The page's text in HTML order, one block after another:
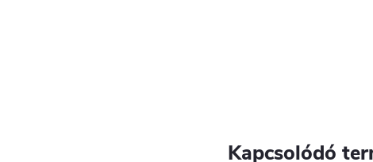
Kapcsolódó